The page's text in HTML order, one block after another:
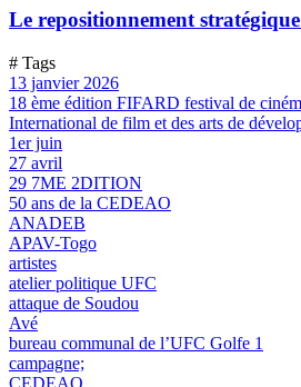
Le repositionnement
# Tags
13 janvier 2026
18 ème édition FIFARD festival de
International de film et des arts de
1er juin
27 avril
29 7ME 2DITION
50 ans de la CEDEAO
ANADEB
APAV-Togo
artistes
atelier politique UFC
attaque de Soudou
Avé
bureau communal de l’UFC Golfe 1
campagne;
CEDEAO